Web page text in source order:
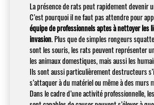
La présence de rats peut rapidement devenir
C’est pourquoi il ne faut pas attendre pour
équipe de professionnels aptes à nettoyer les
invasion. Plus que de simples rongeurs
sont les souris, les rats peuvent représenter
les animaux domestiques, mais aussi les
Ils sont aussi particulièrement destructeurs
s’attaquer à du matériel ou même à des murs
Dans le cadre d’une activité professionnelle,